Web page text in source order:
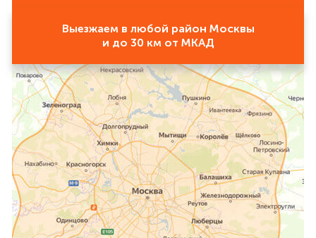
Выезжаем в любой район Москвы
и до 30 км от МКАД